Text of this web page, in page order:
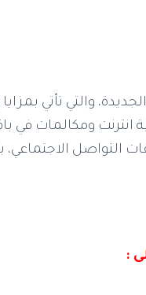
والتي تأتي
انترنت ومكالمات في
التواصل الاجتماعي،